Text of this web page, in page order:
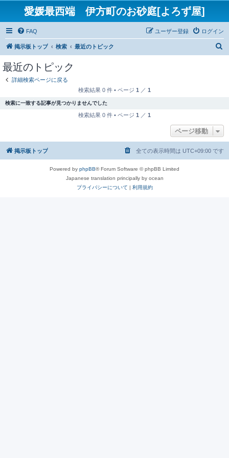
愛媛最西端 伊方町のお砂庭[よろず屋]
FAQ ログイン
ユーザー登録
掲示板トップ 検索 最近のトピック
最近のトピック
詳細検索ページに戻る
検索結果 0 件 • ページ 1 ／ 1
検索に一致する記事が見つかりませんでした
検索結果 0 件 • ページ 1 ／ 1
ページ移動
掲示板トップ 全ての表示時間は UTC+09:00 です
Powered by phpBB® Forum Software © phpBB Limited
Japanese translation principally by ocean
プライバシーについて | 利用規約